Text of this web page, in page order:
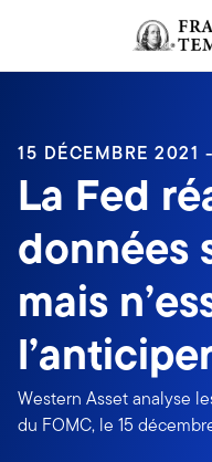
Header menu toggle
Ouverture de session
15 DÉCEMBRE 2021
La Fed
données
mais
Western Asset analyse
du FOMC, le 15